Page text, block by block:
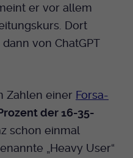
er vor allem
Dort
von ChatGPT
Zahlen einer Forsa-
der 16-35-
schon einmal
„Heavy User“
Opt-In
nach